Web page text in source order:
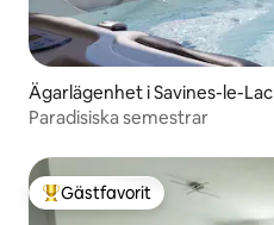
Ägarlägenhet i Savines-le-Lac
Paradisiska semestrar
Populär gästfavorit
Gästfavorit